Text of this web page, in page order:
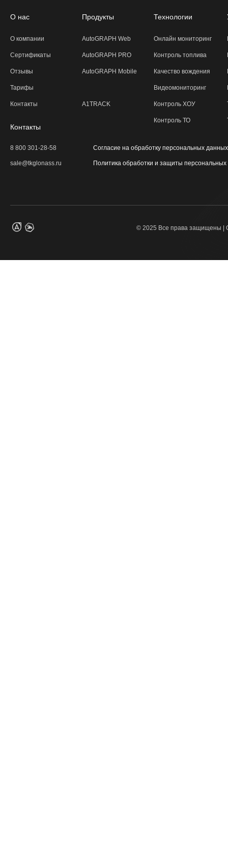
О нас
О компании
Сертификаты
Отзывы
Тарифы
Контакты
Продукты
AutoGRAPH Web
AutoGRAPH PRO
AutoGRAPH Mobile
A1TRACK
Технологии
Онлайн мониторинг
Контроль топлива
Качество вождения
Видеомониторинг
Контроль ХОУ
Контроль ТО
Контакты
8 800 301-28-58
sale@tkglonass.ru
Согласие на обработку персональных
Политика обработки и защиты
© 2025 Все права защищены |